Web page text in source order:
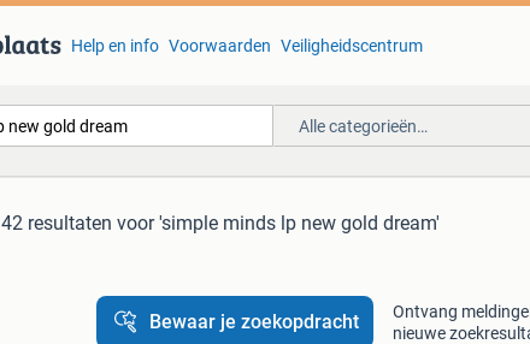
Help en info Voorwaarden Veiligheidscentrum
Alle categorieën…
42 resultaten voor 'simple minds lp new gold dream'
Bewaar je zoekopdracht
Ontvang
nieuwe